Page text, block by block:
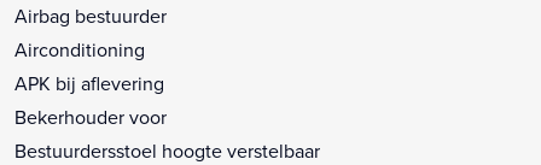
Airbag bestuurder
Airconditioning
APK bij aflevering
Bekerhouder voor
Bestuurdersstoel hoogte verstelbaar